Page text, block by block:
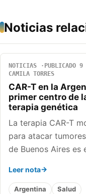
Noticias
NOTICIAS PUBLICADO 9
CAMILA TORRES
CAR-T en la
primer centro de
terapia genética
La terapia CAR-T
para atacar
de Buenos Aires es
Leer nota
Argentina Salud